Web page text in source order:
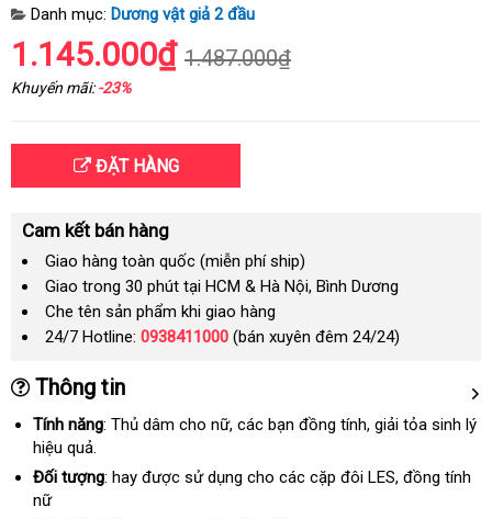
Danh mục: Dương vật giả 2 đầu
1.145.000₫ 1.487.000₫
Khuyến mãi:-23%
ĐẶT HÀNG
Cam kết bán hàng
Giao hàng toàn quốc (miễn phí ship)
Giao trong 30 phút tại HCM & Hà Nội, Bình Dương
Che tên sản phẩm khi giao hàng
24/7 Hotline: 0938411000 (bán xuyên đêm 24/24)
Thông tin
Tính năng: Thủ dâm cho nữLazada
, các bạn đồng tínhrẻ
, giải tỏa sinh lý
hiệu quả.
Đối tượng: hay qua
được sử dụng cho các cặp đôi LESgiảm
, đồng tính
nữ